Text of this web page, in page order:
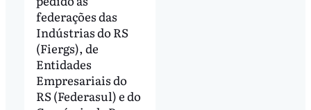
federações das
Indústrias do RS
(Fiergs), de
Entidades
Empresariais do
RS (Federasul) edo